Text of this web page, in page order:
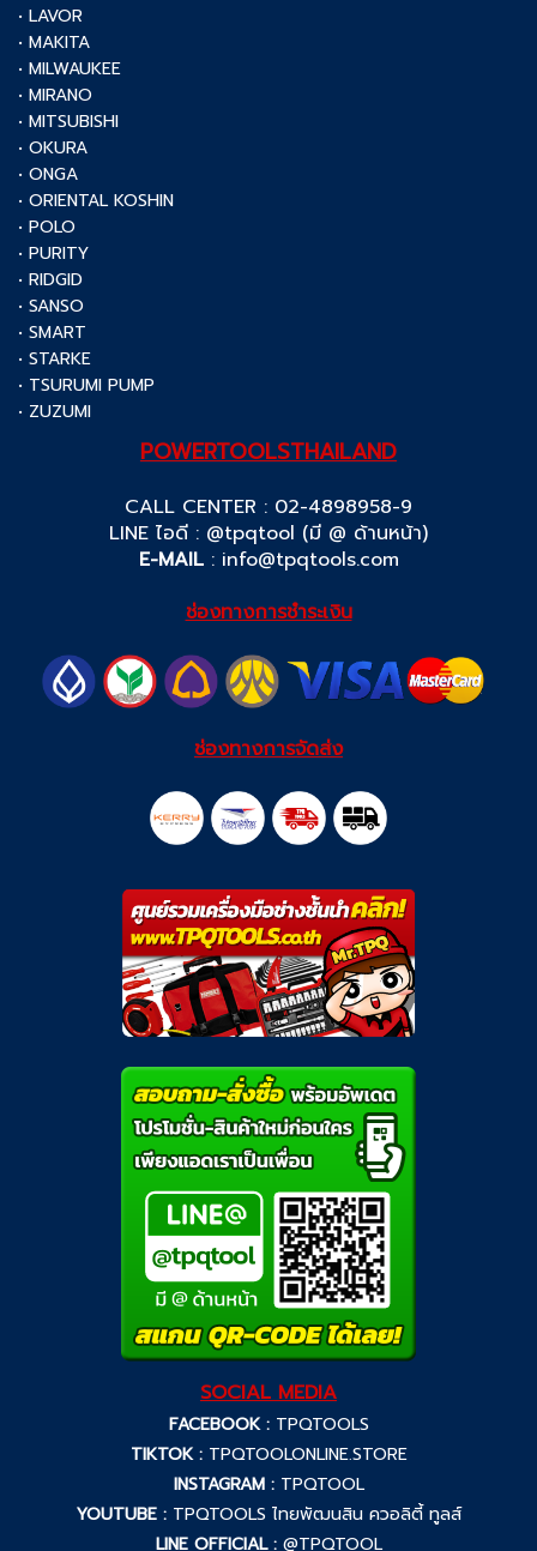
• LAVOR
• MAKITA
• MILWAUKEE
• MIRANO
• MITSUBISHI
• OKURA
• ONGA
• ORIENTAL KOSHIN
• POLO
• PURITY
• RIDGID
• SANSO
• SMART
• STARKE
• TSURUMI PUMP
• ZUZUMI
POWERTOOLSTHAILAND
CALL CENTER : 02-4898958-9
LINE ไอดี : @tpqtool (มี @ ด้านหน้า)
E-MAIL: info@tpqtools.com
ช่องทางการชำระเงิน
ช่องทางการจัดส่ง
SOCIAL MEDIA
FACEBOOK : TPQTOOLS
TIKTOK : TPQTOOLONLINE.STORE
INSTAGRAM : TPQTOOL
YOUTUBE : TPQTOOLS ไทยพัฒนสิน ควอลิตี้ ทูลส์
LINE OFFICIAL : @TPQTOOL